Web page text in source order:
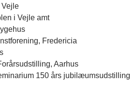
Vejle
i Vejle amt
Fredericia
Aarhus
150 års jubilæumsudstilling